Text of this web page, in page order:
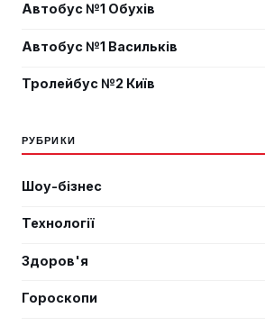
Автобус №1 Обухів
Автобус №1 Васильків
Тролейбус №2 Київ
РУБРИКИ
Шоу-бізнес
Технології
Здоров'я
Гороскопи